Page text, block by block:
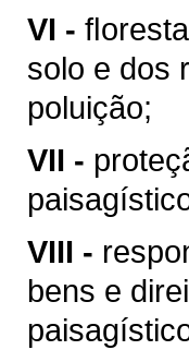
VI -
solo e dos
poluição;
VII -
VIII -
bens e